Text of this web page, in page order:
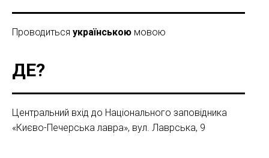
Проводиться українською мовою
ДЕ?
Центральний вхід до Національного заповідника
«Києво-Печерська лавра», вул. Лаврська, 9